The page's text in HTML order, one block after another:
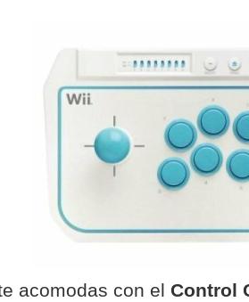
acomodas con el Control